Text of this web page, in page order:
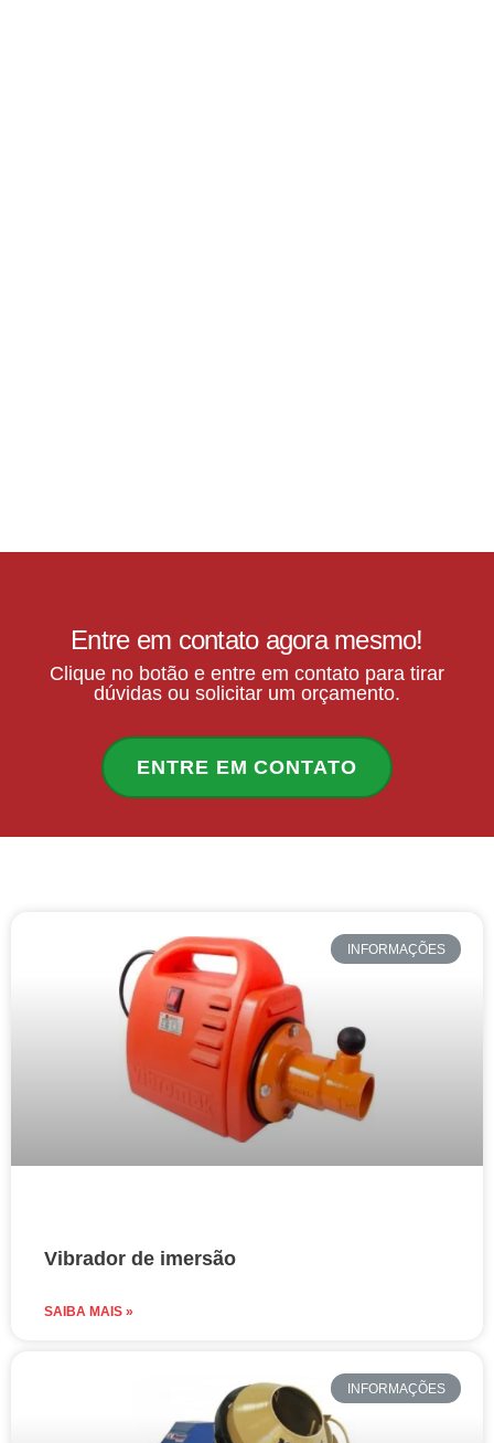
Entre em contato agora mesmo!
Clique no botão e entre em contato para tirar
dúvidas ou solicitar um orçamento.
ENTRE EM CONTATO
INFORMAÇÕES
Vibrador de imersão
SAIBA MAIS »
INFORMAÇÕES